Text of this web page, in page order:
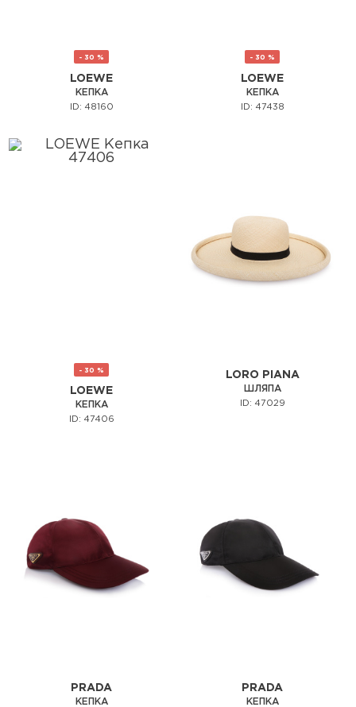
- 30 %
LOEWE
КЕПКА
ID: 48160
- 30 %
LOEWE
КЕПКА
ID: 47438
- 30 %
LOEWE
КЕПКА
ID: 47406
LORO PIANA
ШЛЯПА
ID: 47029
PRADA
КЕПКА
PRADA
КЕПКА